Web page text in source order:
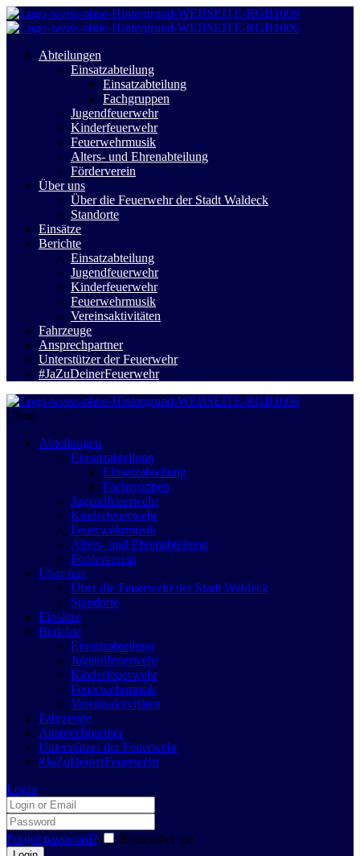
Abteilungen
Einsatzabteilung
Einsatzabteilung
Fachgruppen
Jugendfeuerwehr
Kinderfeuerwehr
Feuerwehrmusik
Alters- und Ehrenabteilung
Förderverein
Über uns
Über die Feuerwehr der Stadt Waldeck
Standorte
Einsätze
Berichte
Einsatzabteilung
Jugendfeuerwehr
Kinderfeuerwehr
Feuerwehrmusik
Vereinsaktivitäten
Fahrzeuge
Ansprechpartner
Unterstützer der Feuerwehr
#JaZuDeinerFeuerwehr
Close
Abteilungen
Einsatzabteilung
Einsatzabteilung
Fachgruppen
Jugendfeuerwehr
Kinderfeuerwehr
Feuerwehrmusik
Alters- und Ehrenabteilung
Förderverein
Über uns
Über die Feuerwehr der Stadt Waldeck
Standorte
Einsätze
Berichte
Einsatzabteilung
Jugendfeuerwehr
Kinderfeuerwehr
Feuerwehrmusik
Vereinsaktivitäten
Fahrzeuge
Ansprechpartner
Unterstützer der Feuerwehr
#JaZuDeinerFeuerwehr
Login
Forgot password? Remember me